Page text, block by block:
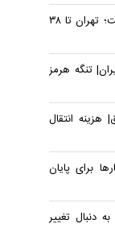
۴۰ تا ۵۰ روز گرمای نسبی در راه است؛ تهران تا ۳۸
ایران| تنگه هرمز
هزینه انتقال
برای پایان
ایران به دنبال تغییر